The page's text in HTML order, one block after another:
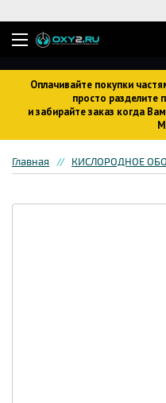
Оплачивайте покупки
просто разделите
и забирайте заказ когда
Главная КИСЛОРОДНОЕ